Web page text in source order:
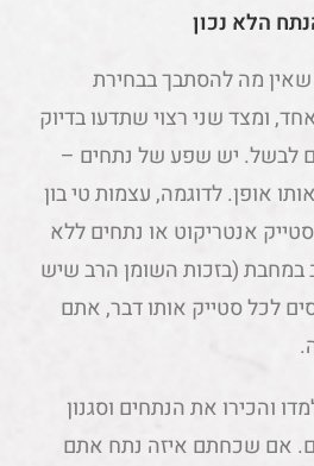
מה להסתבך בבחירת
ומצד שני רצוי שתדעו בדיוק
לבשל. יש שפע של נתחים –
אופן. לדוגמה, עצמות טי בון
אנטריקוט או נתחים ללא
במחבת (בזכות השומן הרב שיש
לכל סטייק אותו דבר, אתם
והכירו את הנתחים וסגנון
אם שכחתם איזה נתח אתם